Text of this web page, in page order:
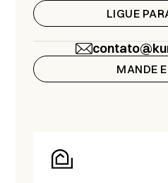
LIGUE
MANDE